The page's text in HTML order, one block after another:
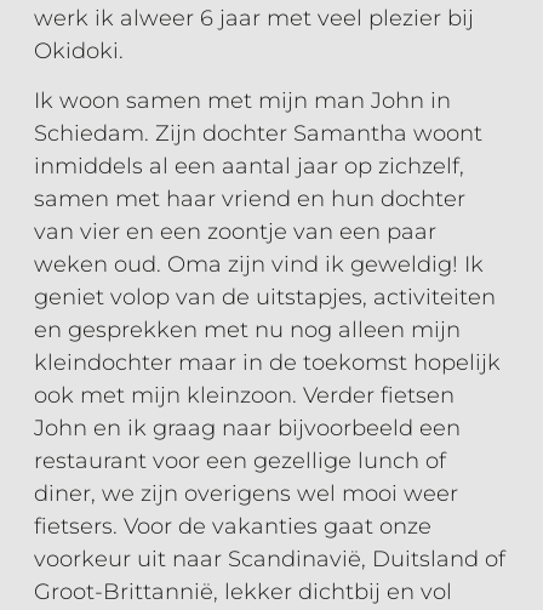
werk ik alweer 6 jaar met veel plezier bij
Okidoki.
Ik woon samen met mijn man John in
Schiedam. Zijn dochter Samantha woont
inmiddels al een aantal jaar op zichzelf,
samen met haar vriend en hun dochter
van vier en een zoontje van een paar
weken oud. Oma zijn vind ik geweldig! Ik
geniet volop van de uitstapjes, activiteiten
en gesprekken met nu nog alleen mijn
kleindochter maar in de toekomst hopelijk
ook met mijn kleinzoon. Verder fietsen
John en ik graag naar bijvoorbeeld een
restaurant voor een gezellige lunch of
diner, we zijn overigens wel mooi weer
fietsers. Voor de vakanties gaat onze
voorkeur uit naar Scandinavië, Duitsland of
Groot-Brittannië, lekker dichtbij en vol